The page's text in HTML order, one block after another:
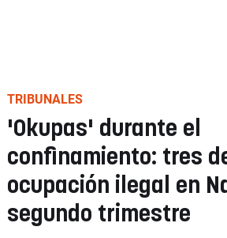
TRIBUNALES
'Okupas' durante el
confinamiento: tres
ocupación ilegal en
segundo trimestre